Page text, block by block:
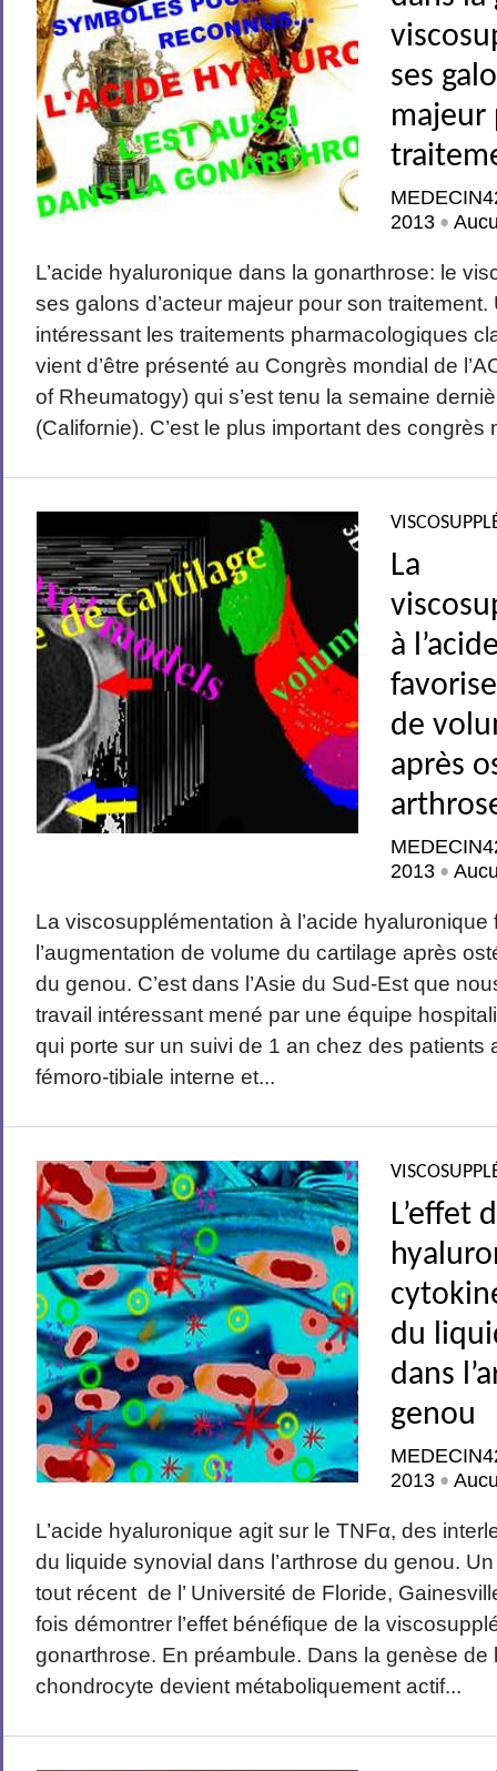
ses
majeur
2013 •
L’acide hyaluronique dans la gonarthrose: le
ses galons d’acteur majeur pour son
intéressant les traitements pharmacologiques
vient d’être présenté au Congrès mondial de
of Rheumatogy) qui s’est tenu la semaine
(Californie). C’est le plus important des congrès
La
à
de
après
2013 •
La viscosupplémentation à l’acide hyaluronique
l’augmentation de volume du cartilage après
du genou. C’est dans l’Asie du Sud-Est que
travail intéressant mené par une équipe
qui porte sur un suivi de 1 an chez des patients
fémoro-tibiale interne et...
L’effet
du
dans
genou
2013 •
L’acide hyaluronique agit sur le TNFα, des
du liquide synovial dans l’arthrose du genou.
tout récent de l’ Université de Floride,
fois démontrer l’effet bénéfique de la
gonarthrose. En préambule. Dans la genèse de
chondrocyte devient métaboliquement actif...